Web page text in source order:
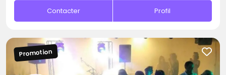
Contacter Profil
Promotion